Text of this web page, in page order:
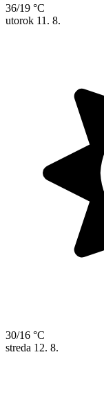
36/19 °C
utorok 11. 8.
30/16 °C
streda 12. 8.